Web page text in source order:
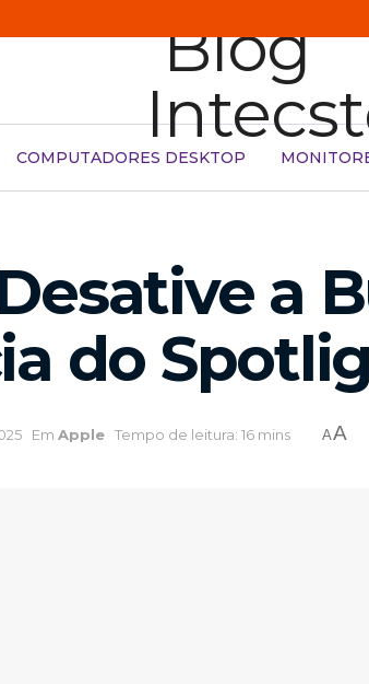
COMPUTADORES DESKTOP
a
do
Em Apple Tempo de leitura: 16 mins AA